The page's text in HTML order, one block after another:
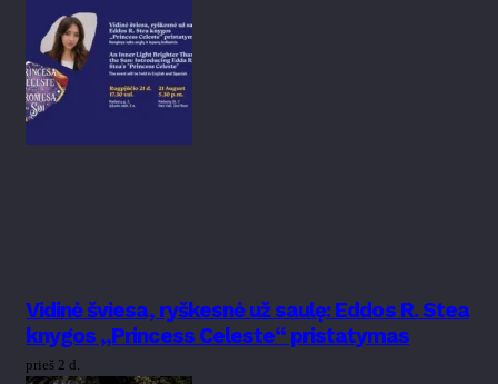
Vidinė šviesa, ryškesnė už saulę: Eddos R. Stea
knygos „Princess Celeste“ pristatymas
prieš 2 d.